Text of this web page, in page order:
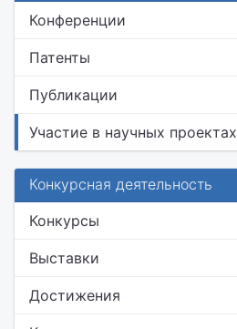
Конференции
Патенты
Публикации
Участие в научных проектах
Конкурсная деятельность
Конкурсы
Выставки
Достижения